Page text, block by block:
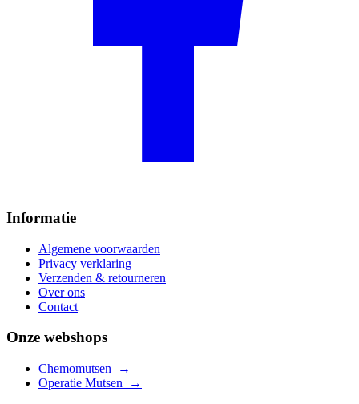
Informatie
Algemene voorwaarden
Privacy verklaring
Verzenden & retourneren
Over ons
Contact
Onze webshops
Chemomutsen
→
Operatie Mutsen
→